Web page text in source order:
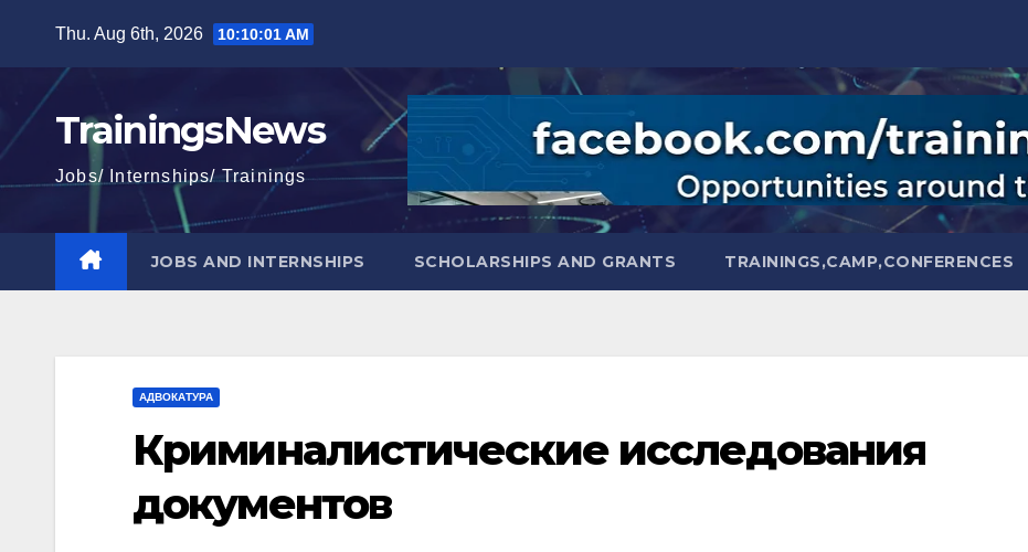
content
Thu. Aug 6th, 2026 10:10:02 AM
TrainingsNews
Jobs/ Internships/ Trainings
JOBS AND INTERNSHIPS SCHOLARSHIPS AND GRANTS TRAININGS,CAMP,CONFERENCES
АДВОКАТУРА
Криминалистические исследования
документов